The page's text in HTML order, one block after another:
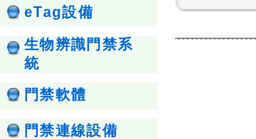
eTag設備
生物辨識門禁系
統
門禁軟體
門禁連線設備